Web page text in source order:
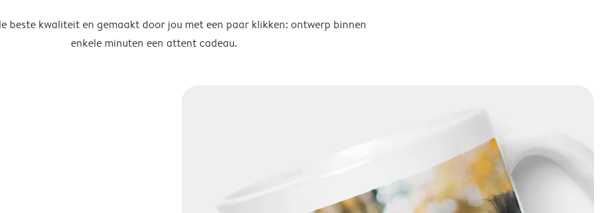
beste kwaliteit en gemaakt door jou met een paar klikken: ontwerp binnen
enkele minuten een attent cadeau.